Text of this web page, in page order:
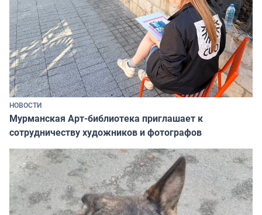
НОВОСТИ
Мурманская Арт-библиотека приглашает к
сотрудничеству художников и фотографов